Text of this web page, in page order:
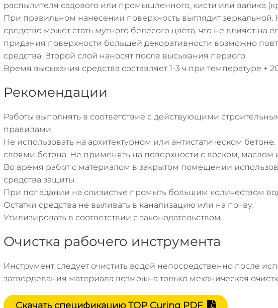
распылителя садового или промышленного, кисти или валика
При правильном нанесении поверхность выглядит зеркальной.
средство может стать мутного белесого цвета, что не влияет на
придания поверхности большей декоративности возможно
средства. Второй слой наносят после высыхания первого.
Время высыхания средства составляет 1-3 ч при температуре +
Рекомендации
Работы выполнять в соответствие с действующими
правилами.
Не использовать на архитектурном или антистатическом
слоями бетона. Не применять на поверхности с воском,
Во время работ с материалом в закрытом помещении
средства защиты.
При попадании на слизистые промыть большим количеством
Остатки средства не выливать в канализацию или на почву.
Утилизировать в соответствии с законодательством.
Очистка рабочего инструмента
Инструмент следует очистить водой непосредственно после
затвердевания материала возможна только механическая
Скачать спецификациюTOP Curing PDF